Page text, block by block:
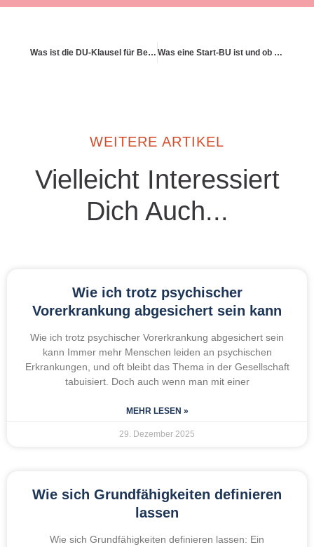
Was ist die DU-Klausel für Beamtenanwärter? Was eine Start-BU ist und ob sie für mich passt
WEITERE ARTIKEL
Vielleicht Interessiert
Dich Auch...
Wie ich trotz psychischer
Vorerkrankung abgesichert sein kann
Wie ich trotz psychischer Vorerkrankung abgesichert sein
kann Immer mehr Menschen leiden an psychischen
Erkrankungen, und oft bleibt das Thema in der Gesellschaft
tabuisiert. Doch auch wenn man mit einer
MEHR LESEN »
29. Dezember 2025
Wie sich Grundfähigkeiten definieren
lassen
Wie sich Grundfähigkeiten definieren lassen: Ein